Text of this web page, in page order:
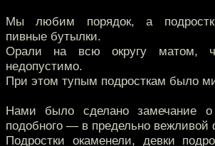
Мы любим порядок, а
пивные бутылки.
Орали на всю округу матом,
недопустимо.
При этом тупым подросткам было
Нами было сделано замечание о
подобного — в предельно вежливой
Подростки окаменели, девки